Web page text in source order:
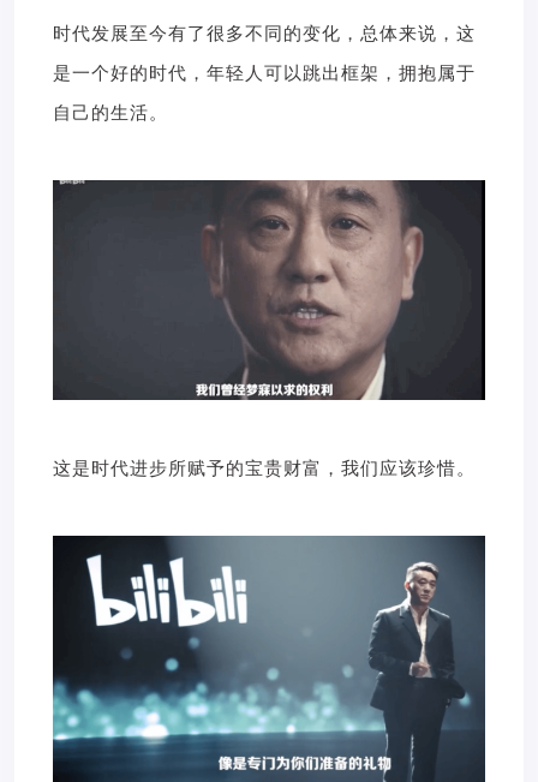
时代发展至今有了很多不同的变化，总体来说，这
是一个好的时代，年轻人可以跳出框架，拥抱属于
自己的生活。
这是时代进步所赋予的宝贵财富，我们应该珍惜。